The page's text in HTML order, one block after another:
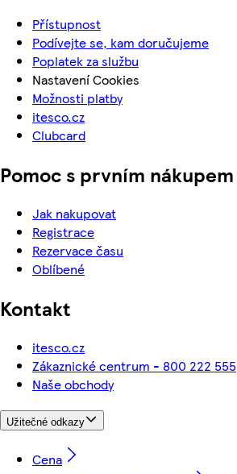
Přístupnost
Podívejte se, kam doručujeme
Poplatek za službu
Nastavení Cookies
Možnosti platby
itesco.cz
Clubcard
Pomoc s prvním nákupem
Jak nakupovat
Registrace
Rezervace času
Oblíbené
Kontakt
itesco.cz
Zákaznické centrum - 800 222 555
Naše obchody
Užitečné odkazy
Cena